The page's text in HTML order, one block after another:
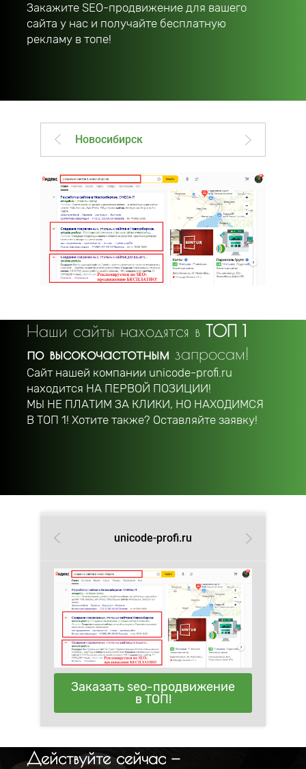
Закажите SEO-продвижение для вашего
сайта у нас и получайте бесплатную
рекламу в топе!
Новосибирск
Наши сайты находятся в ТОП 1
по высокочастотным запросам!
Сайт нашей компании unicode-profi.ru
находится НА ПЕРВОЙ ПОЗИЦИИ!
МЫ НЕ ПЛАТИМ ЗА КЛИКИ, НО НАХОДИМСЯ
В ТОП 1! Хотите также? Оставляйте заявку!
unicode-profi.ru
Заказать seo-продвижение
в ТОП!
Действуйте сейчас —